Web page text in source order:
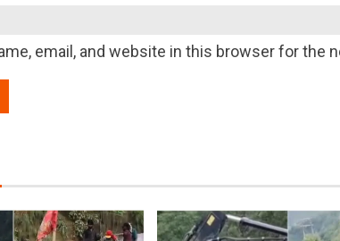
email, and website in this browser for the